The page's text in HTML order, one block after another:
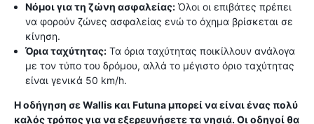
Νόμοι για τη ζώνη ασφαλείας: Όλοι οι επιβάτες πρέπει
να φορούν ζώνες ασφαλείας ενώ το όχημα βρίσκεται σε
κίνηση.
Όρια ταχύτητας: Τα όρια ταχύτητας ποικίλλουν ανάλογα
με τον τύπο του δρόμου, αλλά το μέγιστο όριο ταχύτητας
είναι γενικά 50 km/h.
Η οδήγηση σε Wallis και Futuna μπορεί να είναι ένας πολύ
καλός τρόπος για να εξερευνήσετε τα νησιά. Οι οδηγοί θα